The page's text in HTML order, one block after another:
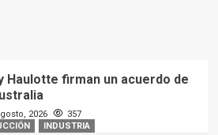
Haulotte firman un acuerdo de
2026
357
INDUSTRIA